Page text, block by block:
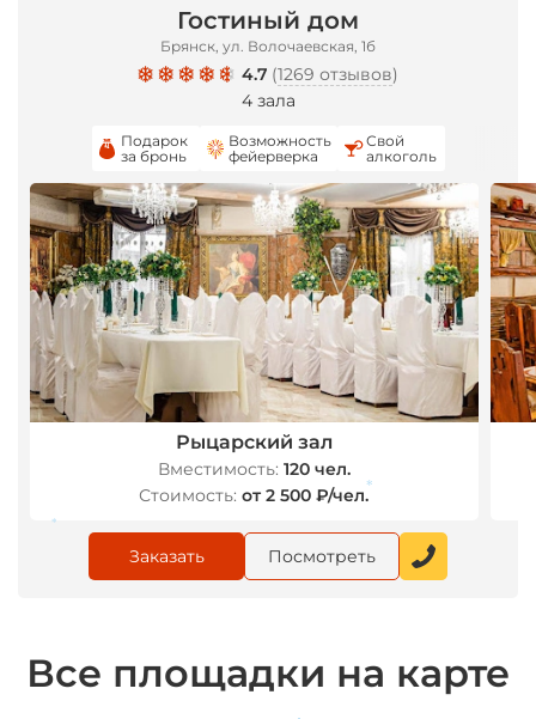
Гостиный дом
Брянск, ул. Волочаевская, 1б
4.7 (1269 отзывов)
4 зала
Подарок
за бронь
Возможность
фейерверка
Свой
алкоголь
Рыцарский зал
Вместимость: 120 чел.
Стоимость: от 2 500 ₽/чел.
Заказать Посмотреть
Все площадки на карте